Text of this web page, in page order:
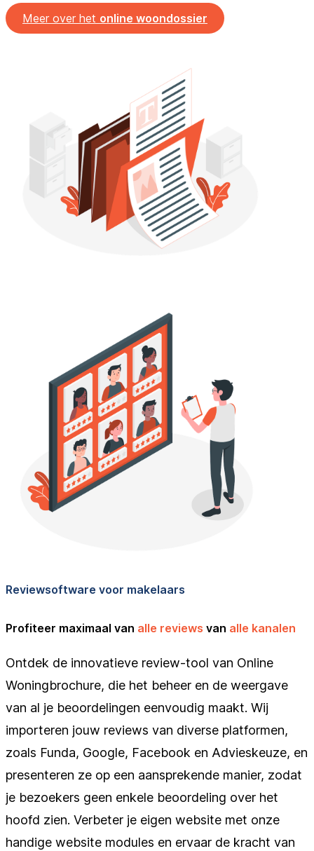
Meer over het online woondossier
Reviewsoftware voor makelaars
Profiteer maximaal van alle reviews van alle kanalen
Ontdek de innovatieve review-tool van Online
Woningbrochure, die het beheer en de weergave
van al je beoordelingen eenvoudig maakt. Wij
importeren jouw reviews van diverse platformen,
zoals Funda, Google, Facebook en Advieskeuze, en
presenteren ze op een aansprekende manier, zodat
je bezoekers geen enkele beoordeling over het
hoofd zien. Verbeter je eigen website met onze
handige website modules en ervaar de kracht van